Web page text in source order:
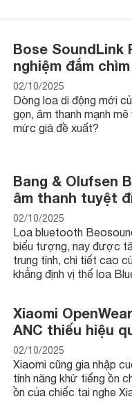
Bose SoundLink
nghiệm đắm
02/10/2025
Dòng loa di động mới
gọn, âm thanh mạnh
mức giá đề xuất?
Bang & Olufsen
âm thanh tuyệt
02/10/2025
Loa bluetooth
biểu tượng, nay được
trung tính, chi tiết cao
khẳng định vị thế loa
Xiaomi
ANC thiếu hiệu
02/10/2025
Xiaomi cũng gia nhập
tính năng khử tiếng ồn
ồn của chiếc tai nghe